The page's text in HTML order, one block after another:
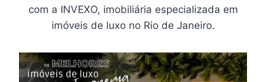
com a INVEXO, imobiliária especializada em
imóveis de luxo no Rio de Janeiro.